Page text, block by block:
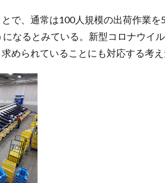
で、通常は100人規模の出荷作業
なるとみている。新型コロナウイ
められていることにも対応する考え